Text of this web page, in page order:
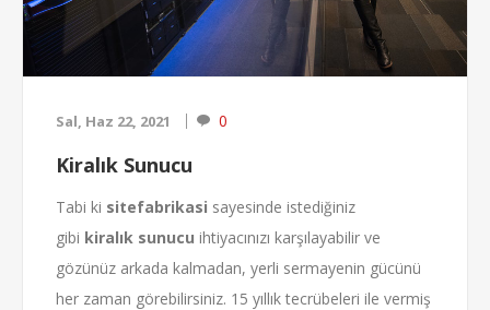
Sal, Haz 22, 2021 0
Kiralık Sunucu
Tabi ki sitefabrikasi sayesinde istediğiniz
gibi kiralık sunucu ihtiyacınızı karşılayabilir ve
gözünüz arkada kalmadan, yerli sermayenin gücünü
her zaman görebilirsiniz. 15 yıllık tecrübeleri ile vermiş